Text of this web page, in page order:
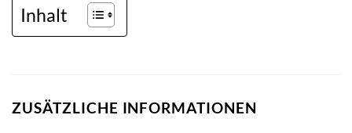
Inhalt
ZUSÄTZLICHE INFORMATIONEN